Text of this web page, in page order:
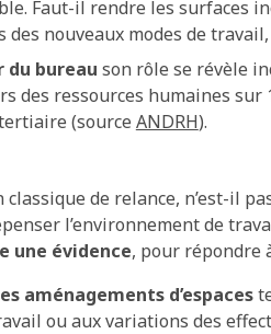
Faut-il rendre les surfaces
des nouveaux modes de
du bureau son rôle se révèle
des ressources humaines
(source ANDRH).
classique de relance, n’est-il
l’environnement de
une évidence, pour répondre
aménagements d’espaces
ou aux variations des